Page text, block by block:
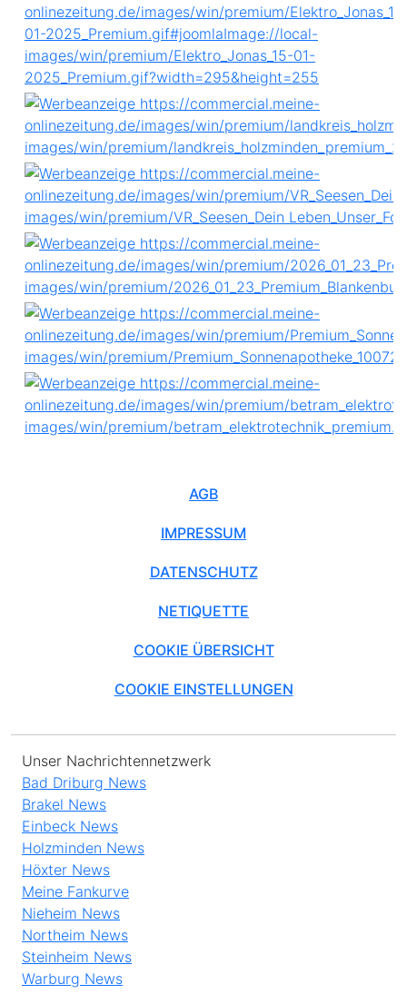
AGB
IMPRESSUM
DATENSCHUTZ
NETIQUETTE
COOKIE ÜBERSICHT
COOKIE EINSTELLUNGEN
Unser Nachrichtennetzwerk
Bad Driburg News
Brakel News
Einbeck News
Holzminden News
Höxter News
Meine Fankurve
Nieheim News
Northeim News
Steinheim News
Warburg News